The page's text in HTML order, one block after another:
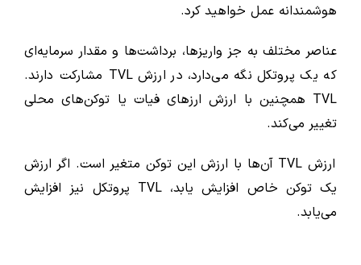
هوشمندانه عمل خواهید کرد.
عناصر مختلف به جز واریزها، برداشت‌ها و مقدار سرمایه‌ای
که یک پروتکل نگه می‌دارد، در ارزش TVL مشارکت دارند.
TVL همچنین با ارزش ارزهای فیات یا توکن‌های محلی
تغییر می‌کند.
ارزش TVL آن‌ها با ارزش این توکن متغیر است. اگر ارزش
یک توکن خاص افزایش یابد، TVL پروتکل نیز افزایش
می‌یابد.